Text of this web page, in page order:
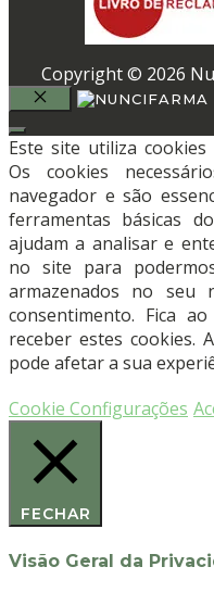
Copyright © 2026
Este site utiliza
Os cookies
navegador e são
ferramentas básicas
ajudam a analisar e
no site para
armazenados no seu
consentimento. Fica
receber estes cookies.
pode afetar a sua
Cookie Configurações
FECHAR
Visão Geral da